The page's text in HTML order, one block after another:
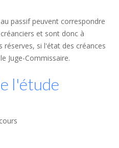
passif peuvent correspondre
et sont donc à
réserves, si l'état des créances
Juge-Commissaire.
l'étude